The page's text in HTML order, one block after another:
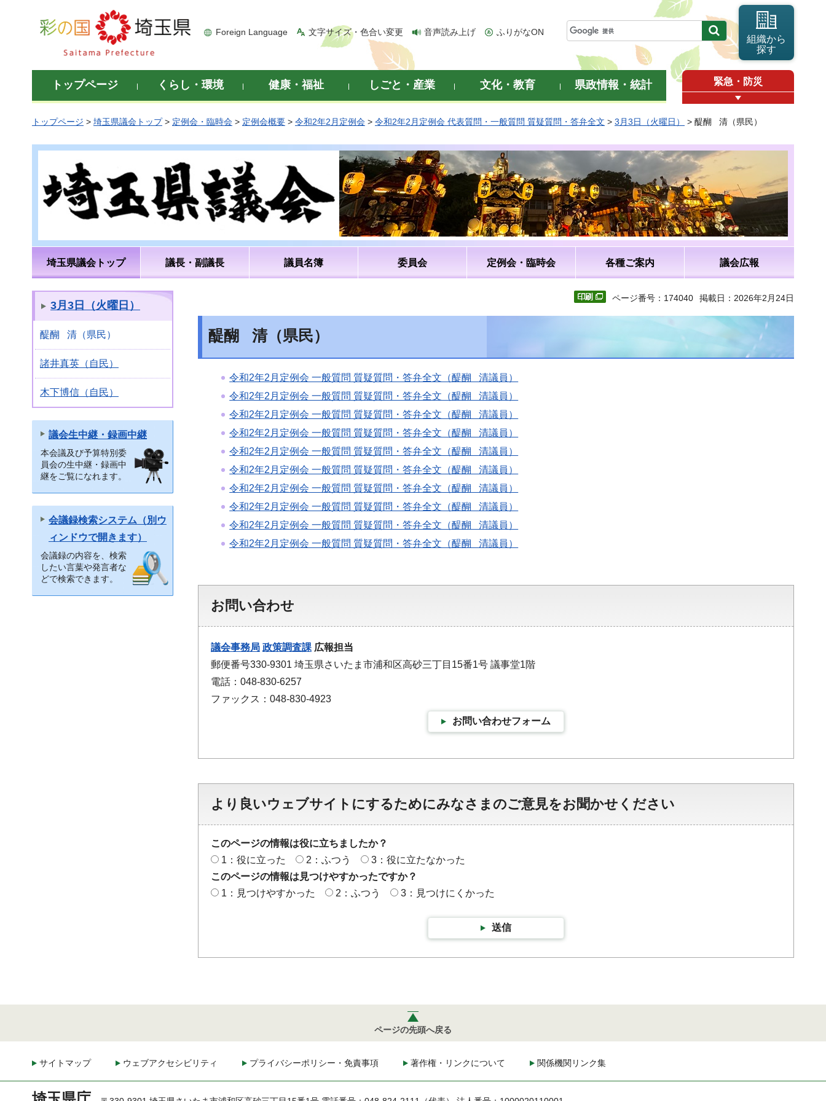
彩の国 埼玉県
Foreign Language 文字サイズ・色合い変更 音声読み上げ ふりがなON
組織から
探す
トップページ くらし・環境 健康・福祉 しごと・産業 文化・教育 県政情報・統計 緊急・防災
トップページ > 埼玉県議会トップ> 定例会・臨時会 > 定例会概要 > 令和2年2月定例会 > 令和2年2月定例会 代表質問・一般質問 質疑質問・答弁全文 > 3月3日（火曜日） > 醍醐 清（県民）
埼玉県議会トップ 議長・副議長 議員名簿 委員会 定例会・臨時会 各種ご案内 議会広報
3月3日（火曜日）
醍醐 清（県民）
諸井真英（自民）
木下博信（自民）
議会生中継・録画中継
本会議及び予算特別委
員会の生中継・録画中
継をご覧になれます。
会議録検索システム（別ウ
ィンドウで開きます）
会議録の内容を、検索
したい言葉や発言者な
どで検索できます。
ページ番号：174040 掲載日：2026年2月24日
醍醐 清（県民）
令和2年2月定例会 一般質問 質疑質問・答弁全文（醍醐 清議員）
令和2年2月定例会 一般質問 質疑質問・答弁全文（醍醐 清議員）
令和2年2月定例会 一般質問 質疑質問・答弁全文（醍醐 清議員）
令和2年2月定例会 一般質問 質疑質問・答弁全文（醍醐 清議員）
令和2年2月定例会 一般質問 質疑質問・答弁全文（醍醐 清議員）
令和2年2月定例会 一般質問 質疑質問・答弁全文（醍醐 清議員）
令和2年2月定例会 一般質問 質疑質問・答弁全文（醍醐 清議員）
令和2年2月定例会 一般質問 質疑質問・答弁全文（醍醐 清議員）
令和2年2月定例会 一般質問 質疑質問・答弁全文（醍醐 清議員）
令和2年2月定例会 一般質問 質疑質問・答弁全文（醍醐 清議員）
お問い合わせ
議会事務局 政策調査課 広報担当
郵便番号330-9301 埼玉県さいたま市浦和区高砂三丁目15番1号 議事堂1階
電話：048-830-6257
ファックス：048-830-4923
お問い合わせフォーム
より良いウェブサイトにするためにみなさまのご意見をお聞かせください
このページの情報は役に立ちましたか？
1：役に立った
2：ふつう
3：役に立たなかった
このページの情報は見つけやすかったですか？
1：見つけやすかった
2：ふつう 3：見つけにくかった
送信
ページの先頭へ戻る
サイトマップ ウェブアクセシビリティ プライバシーポリシー・免責事項 著作権・リンクについて 関係機関リンク集